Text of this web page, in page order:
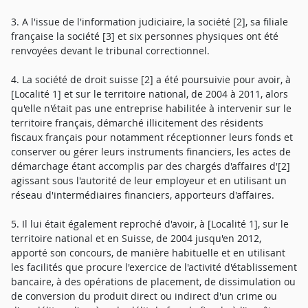
3. A l'issue de l'information judiciaire, la société [2], sa filiale
française la société [3] et six personnes physiques ont été
renvoyées devant le tribunal correctionnel.
4. La société de droit suisse [2] a été poursuivie pour avoir, à
[Localité 1] et sur le territoire national, de 2004 à 2011, alors
qu'elle n'était pas une entreprise habilitée à intervenir sur le
territoire français, démarché illicitement des résidents
fiscaux français pour notamment réceptionner leurs fonds et
conserver ou gérer leurs instruments financiers, les actes de
démarchage étant accomplis par des chargés d'affaires d'[2]
agissant sous l'autorité de leur employeur et en utilisant un
réseau d'intermédiaires financiers, apporteurs d'affaires.
5. Il lui était également reproché d'avoir, à [Localité 1], sur le
territoire national et en Suisse, de 2004 jusqu'en 2012,
apporté son concours, de manière habituelle et en utilisant
les facilités que procure l'exercice de l'activité d'établissement
bancaire, à des opérations de placement, de dissimulation ou
de conversion du produit direct ou indirect d'un crime ou